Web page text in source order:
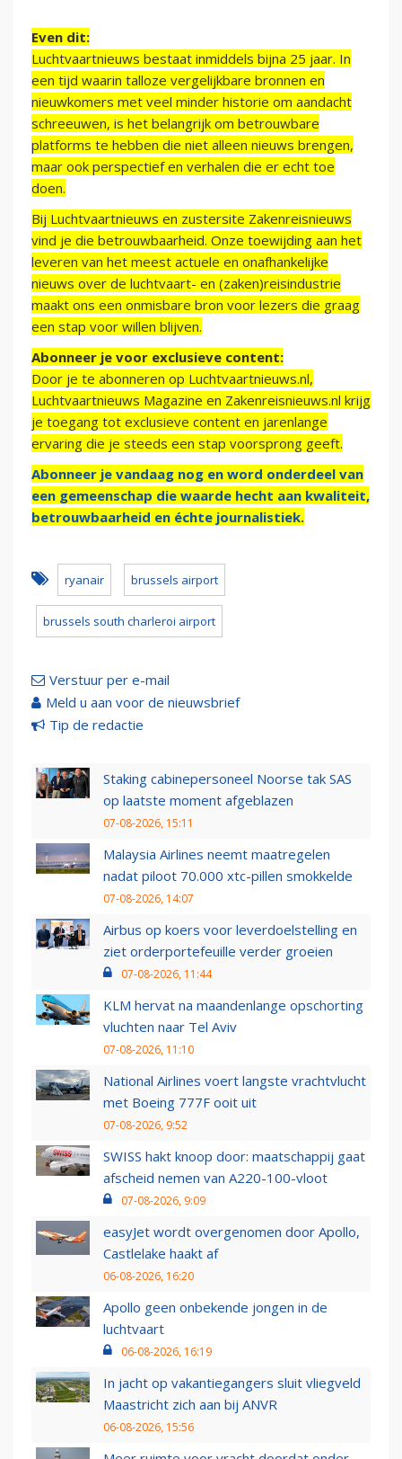
Even dit:
Luchtvaartnieuws bestaat inmiddels bijna 25 jaar. In
een tijd waarin talloze vergelijkbare bronnen en
nieuwkomers met veel minder historie om aandacht
schreeuwen, is het belangrijk om betrouwbare
platforms te hebben die niet alleen nieuws brengen,
maar ook perspectief en verhalen die er echt toe
doen.
Bij Luchtvaartnieuws en zustersite Zakenreisnieuws
vind je die betrouwbaarheid. Onze toewijding aan het
leveren van het meest actuele en onafhankelijke
nieuws over de luchtvaart- en (zaken)reisindustrie
maakt ons een onmisbare bron voor lezers die graag
een stap voor willen blijven.
Abonneer je voor exclusieve content:
Door je te abonneren op Luchtvaartnieuws.nl,
Luchtvaartnieuws Magazine en Zakenreisnieuws.nl krijg
je toegang tot exclusieve content en jarenlange
ervaring die je steeds een stap voorsprong geeft.
Abonneer je vandaag nog en word onderdeel van
een gemeenschap die waarde hecht aan kwaliteit,
betrouwbaarheid en échte journalistiek.
ryanair brussels airport
brussels south charleroi airport
Verstuur per e-mail
Meld u aan voor de nieuwsbrief
Tip de redactie
Staking cabinepersoneel Noorse tak SAS
op laatste moment afgeblazen
07-08-2026, 15:11
Malaysia Airlines neemt maatregelen
nadat piloot 70.000 xtc-pillen smokkelde
07-08-2026, 14:07
Airbus op koers voor leverdoelstelling en
ziet orderportefeuille verder groeien
07-08-2026, 11:44
KLM hervat na maandenlange opschorting
vluchten naar Tel Aviv
07-08-2026, 11:10
National Airlines voert langste vrachtvlucht
met Boeing 777F ooit uit
07-08-2026, 9:52
SWISS hakt knoop door: maatschappij gaat
afscheid nemen van A220-100-vloot
07-08-2026, 9:09
easyJet wordt overgenomen door Apollo,
Castlelake haakt af
06-08-2026, 16:20
Apollo geen onbekende jongen in de
luchtvaart
06-08-2026, 16:19
In jacht op vakantiegangers sluit vliegveld
Maastricht zich aan bij ANVR
06-08-2026, 15:56